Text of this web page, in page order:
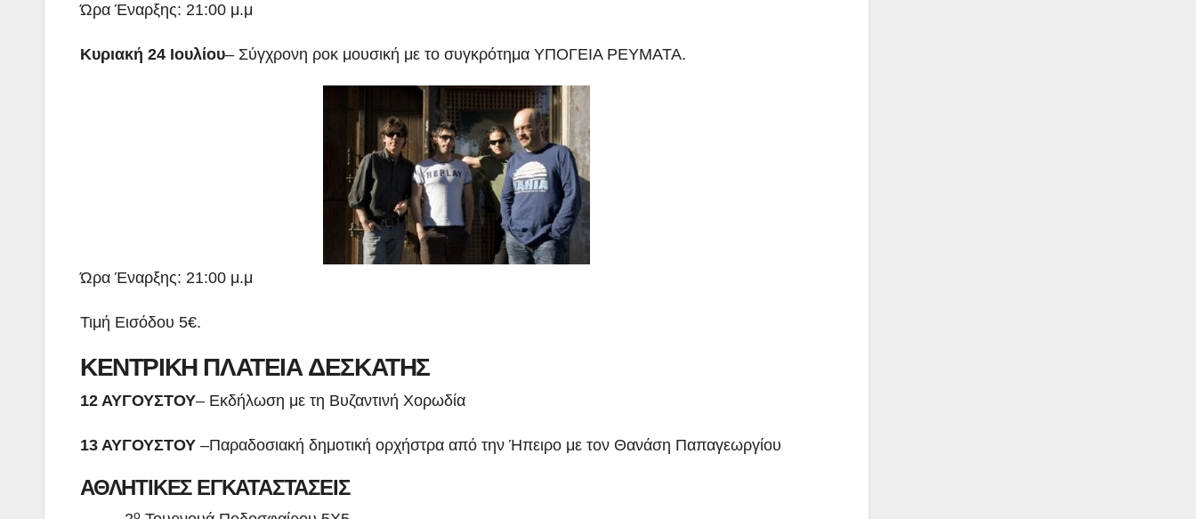
Ώρα Έναρξης: 21:00 μ.μ
Κυριακή 24 Ιουλίου– Σύγχρονη ροκ μουσική με το συγκρότημα ΥΠΟΓΕΙΑ ΡΕΥΜΑΤΑ.
Ώρα Έναρξης: 21:00 μ.μ
Τιμή Εισόδου 5€.
ΚΕΝΤΡΙΚΗ ΠΛΑΤΕΙΑ ΔΕΣΚΑΤΗΣ
12 ΑΥΓΟΥΣΤΟΥ– Εκδήλωση με τη Βυζαντινή Χορωδία
13 ΑΥΓΟΥΣΤΟΥ –Παραδοσιακή δημοτική ορχήστρα από την Ήπειρο με τον Θανάση Παπαγεωργίου
ΑΘΛΗΤΙΚΕΣ ΕΓΚΑΤΑΣΤΑΣΕΙΣ
ο